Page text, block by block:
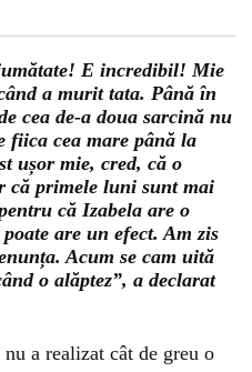
E incredibil! Mie
a murit tata. Până în
cea de-a doua sarcină nu
fiica cea mare până la
ușor mie, cred, că o
că primele luni sunt mai
că Izabela are o
are un efect. Am zis
Acum se cam uită
o alăptez”, a declarat
a realizat cât de greu o